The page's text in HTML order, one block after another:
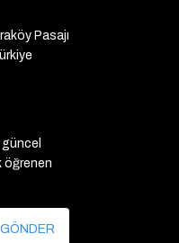
Pasajı
öğrenen
GÖNDER